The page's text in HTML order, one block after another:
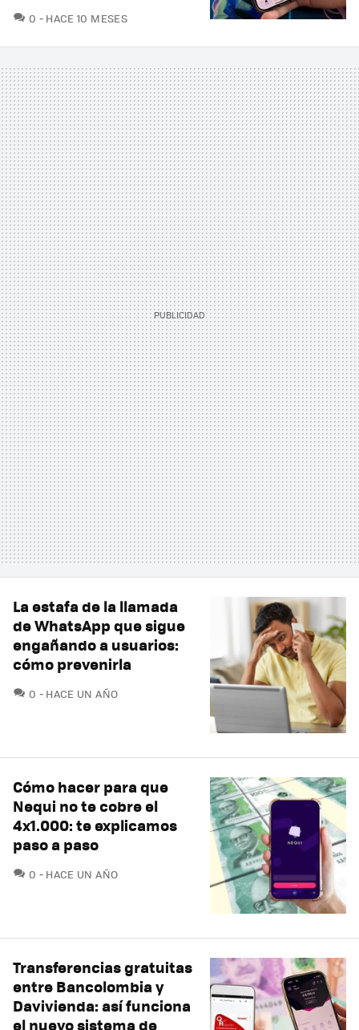
0 COMENTARIOS
HACE 10 MESES
La estafa de la llamada
de WhatsApp que sigue
engañando a usuarios:
cómo prevenirla
0 COMENTARIOS
HACE UN AÑO
Cómo hacer para que
Nequi no te cobre el
4x1.000: te explicamos
paso a paso
0 COMENTARIOS
HACE UN AÑO
Transferencias gratuitas
entre Bancolombia y
Davivienda: así funciona
el nuevo sistema de